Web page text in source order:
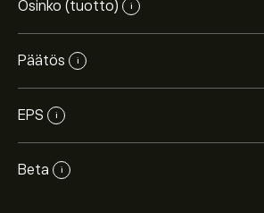
Osinko (tuotto) i
Päätös i
EPS i
Beta i